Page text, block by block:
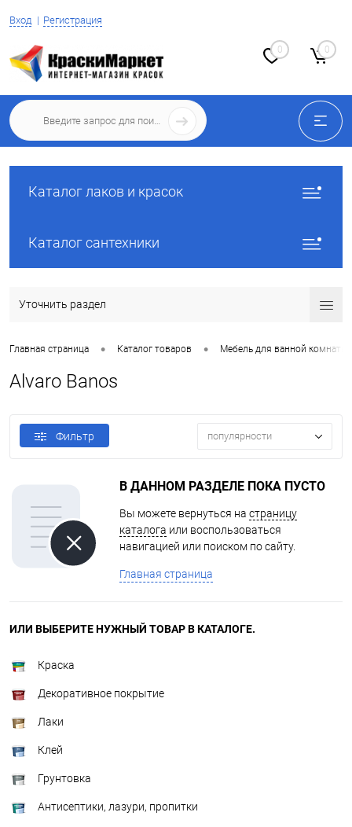
Вход Регистрация
0 0
Каталог лаков и красок
Каталог сантехники
Уточнить раздел
Главная страница • Каталог товаров • Мебель для ванной комнаты
Alvaro Banos
Фильтр популярности
В ДАННОМ РАЗДЕЛЕ ПОКА ПУСТО
Вы можете вернуться на страницу
каталога или воспользоваться
навигацией или поиском по сайту.
Главная страница
ИЛИ ВЫБЕРИТЕ НУЖНЫЙ ТОВАР В КАТАЛОГЕ.
Краска
Декоративное покрытие
Лаки
Клей
Грунтовка
Антисептики, лазури, пропитки